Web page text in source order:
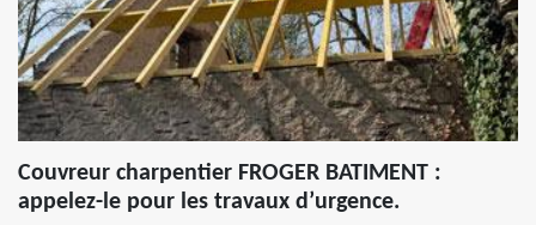
Couvreur charpentier FROGER BATIMENT :
appelez-le pour les travaux d’urgence.